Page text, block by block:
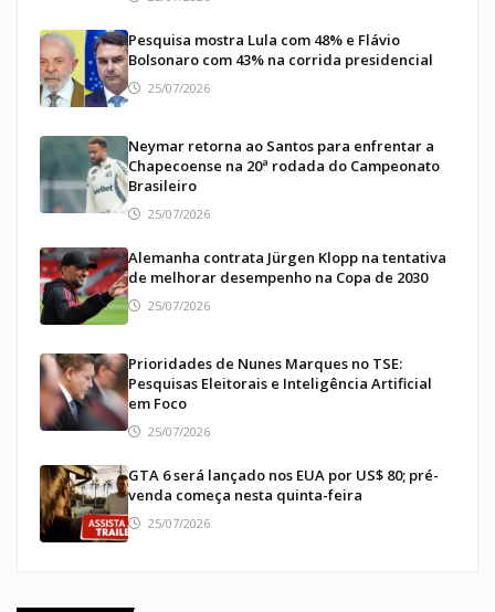
Pesquisa mostra Lula com 48% e Flávio
Bolsonaro com 43% na corrida presidencial
25/07/2026
Neymar retorna ao Santos para enfrentar a
Chapecoense na 20ª rodada do Campeonato
Brasileiro
25/07/2026
Alemanha contrata Jürgen Klopp na tentativa
de melhorar desempenho na Copa de 2030
25/07/2026
Prioridades de Nunes Marques no TSE:
Pesquisas Eleitorais e Inteligência Artificial
em Foco
25/07/2026
GTA 6 será lançado nos EUA por US$ 80; pré-
venda começa nesta quinta-feira
25/07/2026